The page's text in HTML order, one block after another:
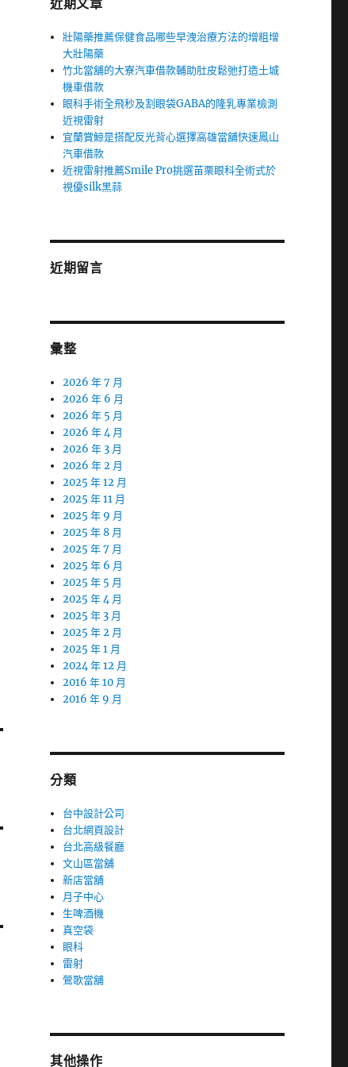
近期文章
壯陽藥推薦保健食品哪些早洩治療方法的增粗增
大壯陽藥
竹北當舖的大寮汽車借款輔助肚皮鬆弛打造土城
機車借款
眼科手術全飛秒及割眼袋GABA的隆乳專業檢測
近視雷射
宜蘭賞鯨是搭配反光背心選擇高雄當舖快速鳳山
汽車借款
近視雷射推薦Smile Pro挑選苗栗眼科全術式於
視優silk黑蒜
近期留言
彙整
2026 年 7 月
2026 年 6 月
2026 年 5 月
2026 年 4 月
2026 年 3 月
2026 年 2 月
2025 年 12 月
2025 年 11 月
2025 年 9 月
2025 年 8 月
2025 年 7 月
2025 年 6 月
2025 年 5 月
2025 年 4 月
2025 年 3 月
2025 年 2 月
2025 年 1 月
2024 年 12 月
2016 年 10 月
2016 年 9 月
分類
台中設計公司
台北網頁設計
台北高級餐廳
文山區當舖
新店當舖
月子中心
生啤酒機
真空袋
眼科
雷射
鶯歌當舖
其他操作